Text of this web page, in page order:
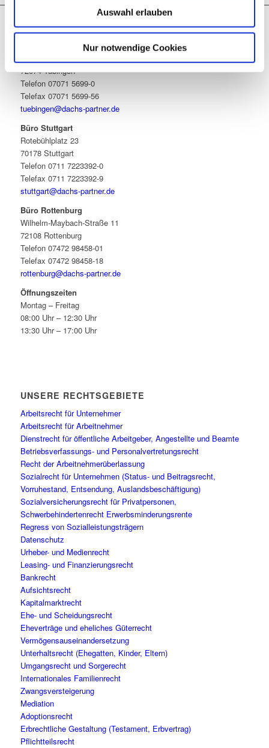
Auswahl erlauben
Nur notwendige Cookies
72074 Tübingen
Telefon 07071 5699-0
Telefax 07071 5699-56
tuebingen@dachs-partner.de
Büro Stuttgart
Rotebühlplatz 23
70178 Stuttgart
Telefon 0711 7223392-0
Telefax 0711 7223392-9
stuttgart@dachs-partner.de
Büro Rottenburg
Wilhelm-Maybach-Straße 11
72108 Rottenburg
Telefon 07472 98458-01
Telefax 07472 98458-18
rottenburg@dachs-partner.de
Öffnungszeiten
Montag – Freitag
08:00 Uhr – 12:30 Uhr
13:30 Uhr – 17:00 Uhr
UNSERE RECHTSGEBIETE
Arbeitsrecht für Unternehmer
Arbeitsrecht für Arbeitnehmer
Dienstrecht für öffentliche Arbeitgeber, Angestellte und Beamte
Betriebsverfassungs- und Personalvertretungsrecht
Recht der Arbeitnehmerüberlassung
Sozialrecht für Unternehmen (Status- und Beitragsrecht,
Vorruhestand, Entsendung, Auslandsbeschäftigung)
Sozialversicherungsrecht für Privatpersonen,
Schwerbehindertenrecht Erwerbsminderungsrente
Regress von Sozialleistungsträgern
Datenschutz
Urheber- und Medienrecht
Leasing- und Finanzierungsrecht
Bankrecht
Aufsichtsrecht
Kapitalmarktrecht
Ehe- und Scheidungsrecht
Eheverträge und eheliches Güterrecht
Vermögensauseinandersetzung
Unterhaltsrecht (Ehegatten, Kinder, Eltern)
Umgangsrecht und Sorgerecht
Internationales Familienrecht
Zwangsversteigerung
Mediation
Adoptionsrecht
Erbrechtliche Gestaltung (Testament, Erbvertrag)
Pflichtteilsrecht